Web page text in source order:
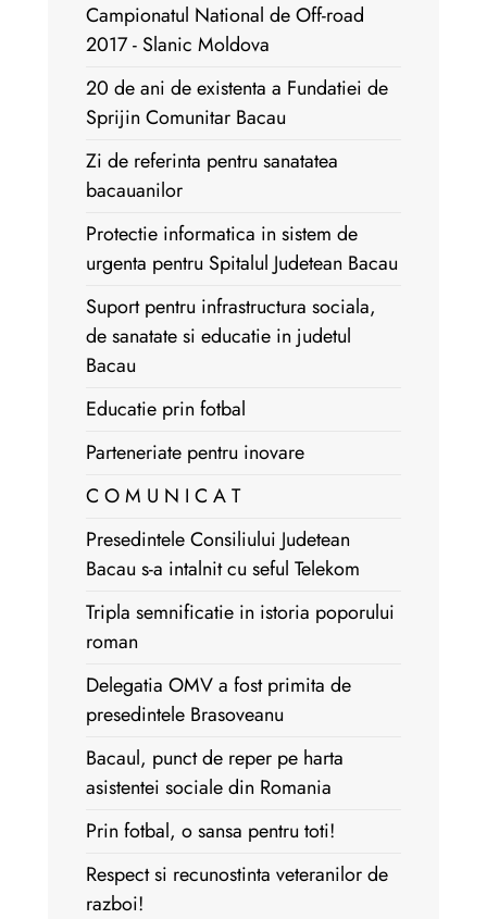
Campionatul National de Off-road
2017 - Slanic Moldova
20 de ani de existenta a Fundatiei de
Sprijin Comunitar Bacau
Zi de referinta pentru sanatatea
bacauanilor
Protectie informatica in sistem de
urgenta pentru Spitalul Judetean Bacau
Suport pentru infrastructura sociala,
de sanatate si educatie in judetul
Bacau
Educatie prin fotbal
Parteneriate pentru inovare
C O M U N I C A T
Presedintele Consiliului Judetean
Bacau s-a intalnit cu seful Telekom
Tripla semnificatie in istoria poporului
roman
Delegatia OMV a fost primita de
presedintele Brasoveanu
Bacaul, punct de reper pe harta
asistentei sociale din Romania
Prin fotbal, o sansa pentru toti!
Respect si recunostinta veteranilor de
razboi!